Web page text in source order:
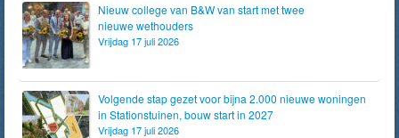
Nieuw college van B&W van start met twee
nieuwe wethouders
Vrijdag 17 juli 2026
Volgende stap gezet voor bijna 2.000 nieuwe woningen
in Stationstuinen, bouw start in 2027
Vrijdag 17 juli 2026